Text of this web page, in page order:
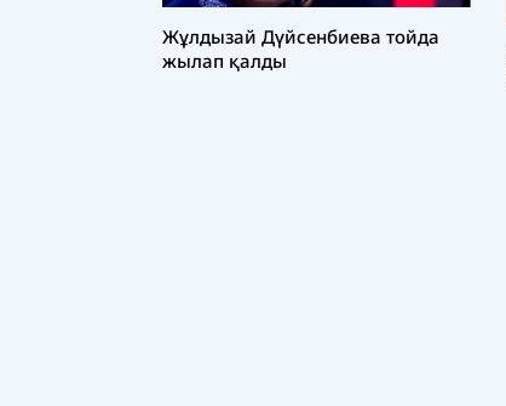
Жұлдызай Дүйсенбиева тойда
жылап қалды